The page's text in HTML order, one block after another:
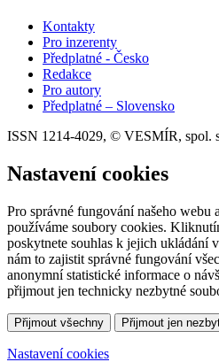
Kontakty
Pro inzerenty
Předplatné - Česko
Redakce
Pro autory
Předplatné – Slovensko
ISSN 1214-4029, © VESMÍR, spol.
Nastavení cookies
Pro správné fungování našeho webu
používáme soubory cookies.
poskytnete souhlas k jejich ukládání
nám to zajistit správné fungování
anonymní statistické informace o
přijmout jen technicky nezbytné
Přijmout všechny Přijmout jen
Nastavení cookies